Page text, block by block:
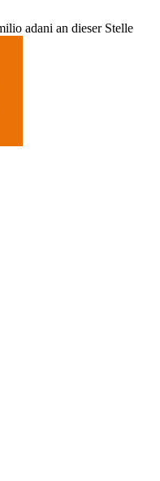
adani an dieser Stelle